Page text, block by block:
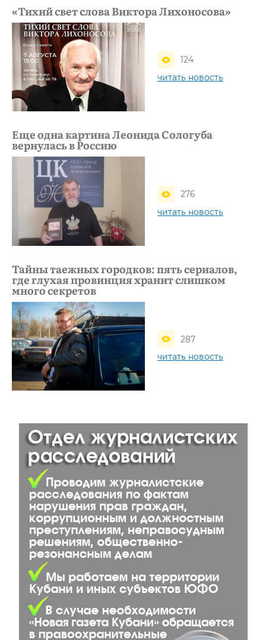
«Тихий свет слова Виктора Лихоносова»
124
читать новость
Еще одна картина Леонида Сологуба
вернулась в Россию
276
читать новость
Тайны таежных городков: пять сериалов,
где глухая провинция хранит слишком
много секретов
287
читать новость